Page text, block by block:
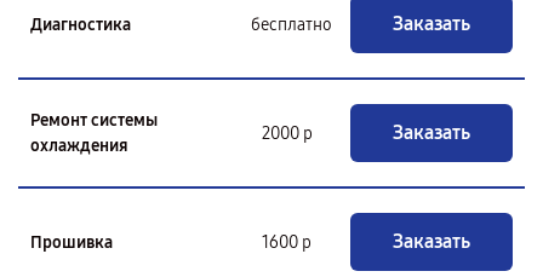
Диагностика бесплатно Заказать
Ремонт системы
охлаждения
2000 р Заказать
Прошивка 1600 р Заказать